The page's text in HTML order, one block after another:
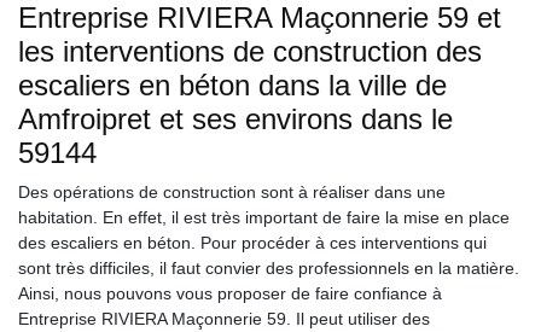
Entreprise RIVIERA Maçonnerie 59 et
les interventions de construction des
escaliers en béton dans la ville de
Amfroipret et ses environs dans le
59144
Des opérations de construction sont à réaliser dans une
habitation. En effet, il est très important de faire la mise en place
des escaliers en béton. Pour procéder à ces interventions qui
sont très difficiles, il faut convier des professionnels en la matière.
Ainsi, nous pouvons vous proposer de faire confiance à
Entreprise RIVIERA Maçonnerie 59. Il peut utiliser des